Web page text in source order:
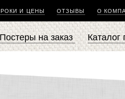
И ЦЕНЫ ОТЗЫВЫ О
на заказ Каталог